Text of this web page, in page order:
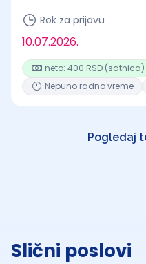
Rok za prijavu
10.07.2026.
neto: 400 RSD (satnica)
Nepuno radno vreme
Pogledaj
Slični poslovi